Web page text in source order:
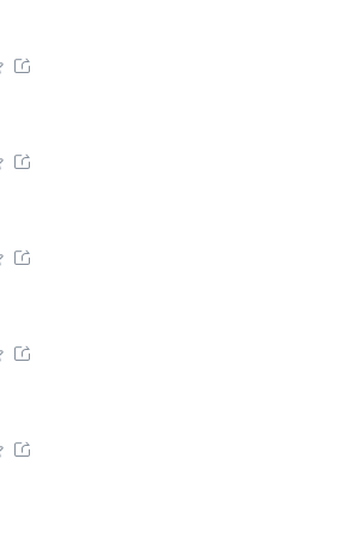




